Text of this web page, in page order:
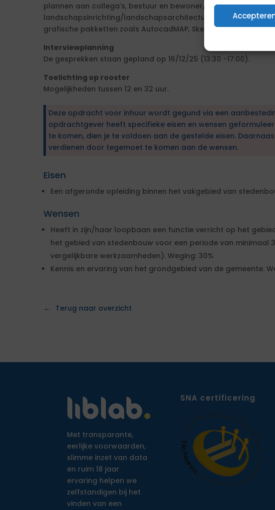
plannen aan collega’s, bestuur en bewoner/
landschapsinrichting/landschapsarchitectuur. Je beheerst
grafische pakketten zoals AutocadMAP, SketchUp, Photoshop,
Interviewplanning
De gesprekken staan gepland op 16/12/25 (13:30 -17:00).
Toelichting op rooster
Mogelijkheden tussen 12 en 32 uur.
Deze opdracht voor inhuur wordt gegund via een
opdrachtgever heeft specifieke eisen en wensen
te komen, dien je te voldoen aan de gestelde eisen.
verdienen door tegemoet te komen aan de wensen.
Eisen
Een afgeronde opleiding binnen het vakgebied van
Wensen
Heeft in zijn/haar loopbaan een functie verricht op het
het gebied van stedenbouw voor een periode van minimaal
vergelijkbare werkzaamheden). Weging: 30%
Kennis en ervaring van het grondgebied van de gemeente.
Terug naar overzicht
Met transparante,
eerlijke voorwaarden,
slimme inzet van data
en ruim 18 jaar
ervaring helpen we
zelfstandigen bij het
vinden van een
SNA certificering